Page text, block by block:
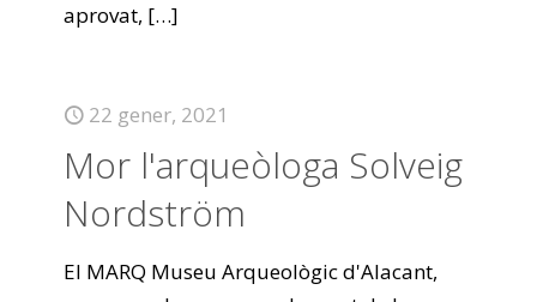
aprovat, […]
22 gener, 2021
Mor l'arqueòloga Solveig
Nordström
El MARQ Museu Arqueològic d'Alacant,